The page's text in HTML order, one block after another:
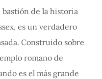
de la historia
es un verdadero
Construido sobre
romano de
es el más grande